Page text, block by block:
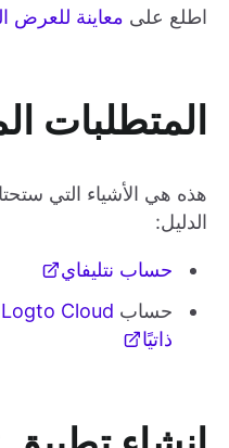
اطلع على معاينة للعرض
المتطلبات
هذه هي الأشياء التي
الدليل:
حساب نتليفاي
حساب Logto Cloud
ذاتيًا